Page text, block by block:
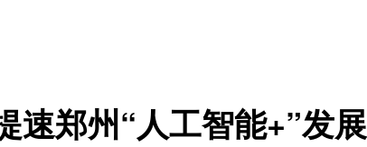
速郑州“人工智能+”发展